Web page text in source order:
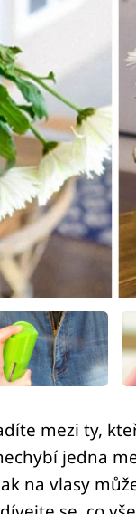
mezi ty,
jedna
na vlasy